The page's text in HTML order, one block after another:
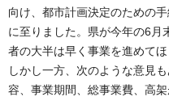
向け、都市計画決定のための
に至りました。県が今年の6月
者の大半は早く事業を進めてほ
しかし一方、次のような意見
容、事業期間、総事業費、高